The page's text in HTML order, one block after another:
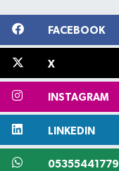
FACEBOOK
X
INSTAGRAM
LINKEDIN
05355441779